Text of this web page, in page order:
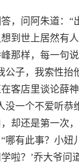
，问阿朱道：
到世上居然有
那样，每一句
公子，我索性
客店里谈论薛
一个不爱听恭
却还是第一次
哪有此事？小妞
啦？’乔大爷问